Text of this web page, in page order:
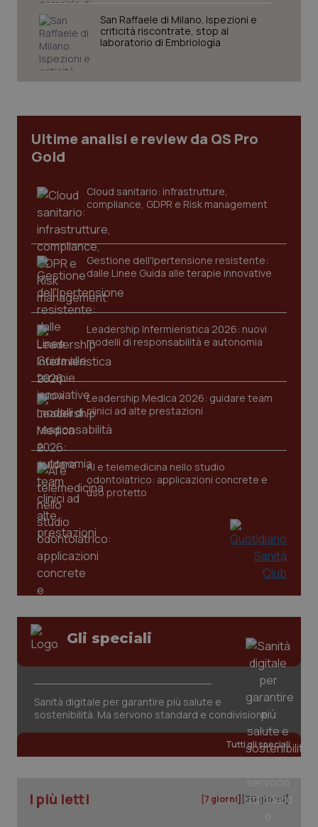
San Raffaele di Milano. Ispezioni e
criticità riscontrate, stop al
laboratorio di Embriologia
Ultime analisi e review da QS Pro
Gold
Cloud sanitario: infrastrutture,
compliance, GDPR e Risk management
Gestione dell'Ipertensione resistente:
dalle Linee Guida alle terapie innovative
Leadership Infermieristica 2026: nuovi
modelli di responsabilità e autonomia
Leadership Medica 2026: guidare team
clinici ad alte prestazioni
AI e telemedicina nello studio
odontoiatrico: applicazioni concrete e
uso protetto
Gli speciali
Sanità digitale per garantire più salute e
sostenibilità. Ma servono standard e condivisione
Tutti gli speciali
I più letti [7 giorni] [30 giorni]
sito web abilitandone funzionalità di base quali la
navigazione sulle pagine e l'accesso alle aree
protette del sito. Il sito web non è in grado di
funzionare correttamente senza questi cookie.
Nome
Fornitore/Dominio
CookieScriptConsent
CookieScript
www.quotidianosanita.it
tracking-enable
session-id
_ga
Google LLC
.quotidianosanita.it
1